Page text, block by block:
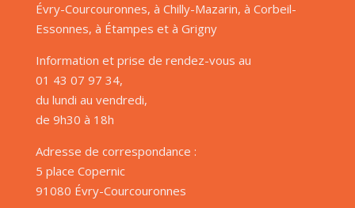
Évry-Courcouronnes, à Chilly-Mazarin, à Corbeil-
Essonnes, à Étampes et à Grigny
Information et prise de rendez-vous au
01 43 07 97 34,
du lundi au vendredi,
de 9h30 à 18h
Adresse de correspondance :
5 place Copernic
91080 Évry-Courcouronnes